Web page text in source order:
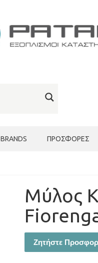
BRANDS ΠΡΟΣΦΟΡΈΣ
Μύλος
Ζητήστε